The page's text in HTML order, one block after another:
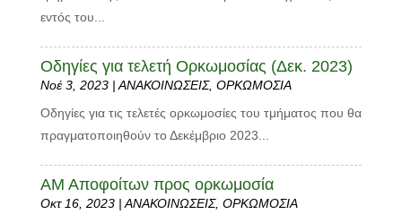
εντός του...
Οδηγίες για τελετή Ορκωμοσίας (Δεκ. 2023)
Νοέ 3, 2023| ΑΝΑΚΟΙΝΩΣΕΙΣ, ΟΡΚΩΜΟΣΙΑ
Οδηγίες για τις τελετές ορκωμοσίες του τμήματος που θα
πραγματοποιηθούν το Δεκέμβριο 2023...
ΑΜ Αποφοίτων προς ορκωμοσία
Οκτ 16, 2023| ΑΝΑΚΟΙΝΩΣΕΙΣ, ΟΡΚΩΜΟΣΙΑ